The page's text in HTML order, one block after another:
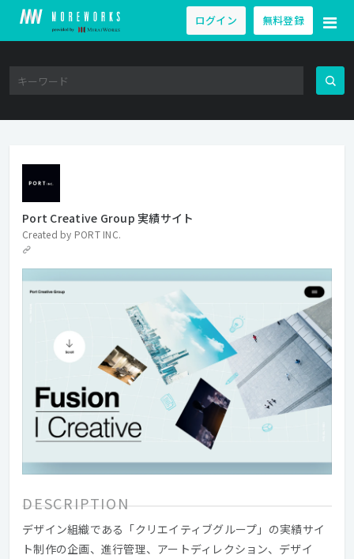
ログイン 無料登録
Port Creative Group 実績サイト
Created by PORT INC.
DESCRIPTION
デザイン組織である「クリエイティブグループ」の実績サイ
ト制作の企画、進行管理、アートディレクション、デザイ